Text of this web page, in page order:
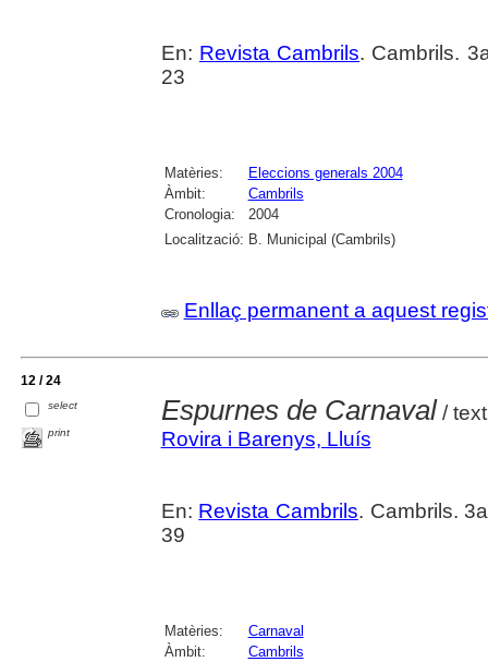
En: Revista Cambrils. Cambrils.
23
Matèries:
Eleccions generals 2004
Àmbit:
Cambrils
Cronologia:
2004
Localització: B. Municipal (Cambrils)
Enllaç permanent a aquest
12 / 24
select
print
Espurnes de Carnaval/ text
Rovira i Barenys, Lluís
En: Revista Cambrils. Cambrils.
39
Matèries:
Carnaval
Àmbit:
Cambrils